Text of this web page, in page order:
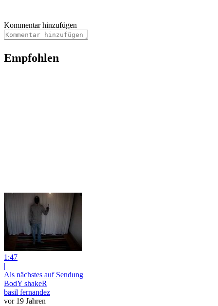
Kommentar hinzufügen
Empfohlen
1:47
|
Als nächstes auf Sendung
BodY shakeR
basil fernandez
vor 19 Jahren